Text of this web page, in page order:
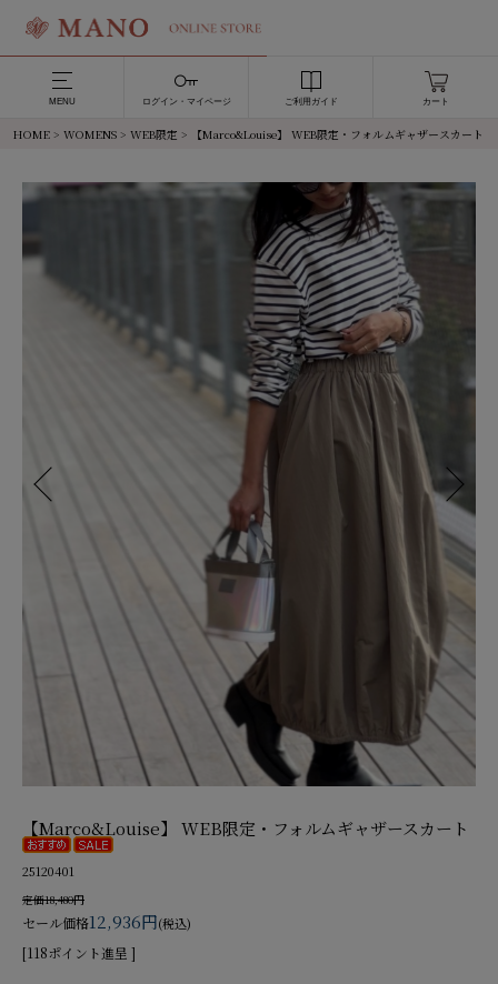
MENU ログイン・マイページ ご利用ガイド カート
HOME > WOMENS > WEB限定 > 【Marco&Louise】 WEB限定・フォルムギャザースカート
【Marco&Louise】 WEB限定・フォルムギャザースカート
25120401
定価18,480円
セール価格12,936円(税込)
[118ポイント進呈 ]